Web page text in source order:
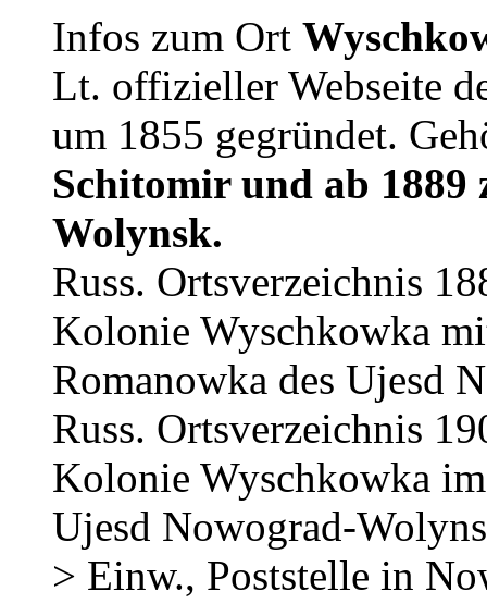
Infos zum Ort
Lt. offizieller Webseite
um 1855 gegründet.
Schitomir und ab
Wolynsk.
Russ. Ortsverzeichnis
Kolonie Wyschkowka
Romanowka des Ujesd
Russ. Ortsverzeichnis
Kolonie Wyschkowka
Ujesd Nowograd-
> Einw., Poststelle in